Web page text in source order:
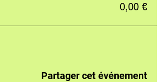
0,00 €
Partager cet événement